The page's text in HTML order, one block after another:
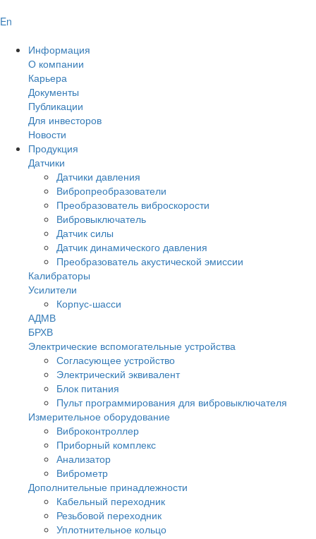
En
Информация
О компании
Карьера
Документы
Публикации
Для инвесторов
Новости
Продукция
Датчики
Датчики давления
Вибропреобразователи
Преобразователь виброскорости
Вибровыключатель
Датчик силы
Датчик динамического давления
Преобразователь акустической эмиссии
Калибраторы
Усилители
Корпус-шасси
АДМВ
БРХВ
Электрические вспомогательные устройства
Согласующее устройство
Электрический эквивалент
Блок питания
Пульт программирования для вибровыключателя
Измерительное оборудование
Виброконтроллер
Приборный комплекс
Анализатор
Виброметр
Дополнительные принадлежности
Кабельный переходник
Резьбовой переходник
Уплотнительное кольцо